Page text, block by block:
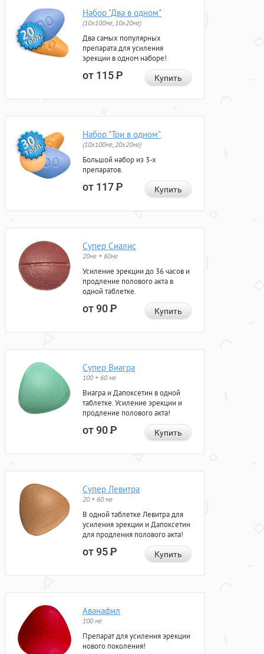
Набор "Два в одном"
(10x100мг, 10x20мг)
Два самых популярных
препарата для усиления
эрекции в одном наборе!
от 115Р Купить
Набор "Три в одном"
(10x100мг, 20x20мг)
Большой набор из 3-х
препаратов.
от 117Р Купить
Супер Сиалис
20мг + 60мг
Усиление эрекции до 36 часов и
продление полового акта в
одной таблетке.
от 90Р Купить
Супер Виагра
100 + 60 мг
Виагра и Дапоксетин в одной
таблетке. Усиление эрекции и
продление полового акта!
от 90Р Купить
Супер Левитра
20 + 60 мг
В одной таблетке Левитра для
усиления эрекции и Дапоксетин
для продления полового акта!
от 95Р Купить
Аванафил
100 мг
Препарат для усиления эрекции
нового поколения!